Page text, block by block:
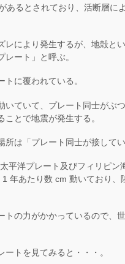
あるとされており、活断層に
レにより発生するが、地殻と
ート」と呼ぶ。
に覆われている。
いていて、プレート同士がぶ
とで地震が発生する。
は「プレート同士が接して
平洋プレート及びフィリピ
年あたり数 cm 動いており
トの力がかかっているので、
トを見てみると・・・。